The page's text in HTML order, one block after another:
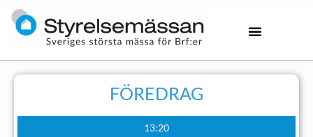
FÖREDRAG
13:20